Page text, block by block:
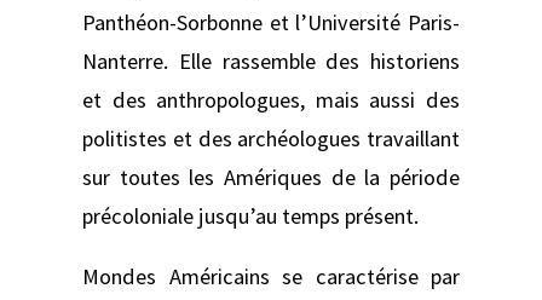
Panthéon-Sorbonne et l’Université Paris-
Nanterre. Elle rassemble des historiens
et des anthropologues, mais aussi des
politistes et des archéologues travaillant
sur toutes les Amériques de la période
précoloniale jusqu’au temps présent.
Mondes Américains se caractérise par